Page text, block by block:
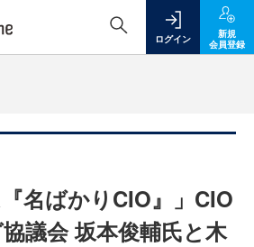
ログイン
新規
会員登録
『名ばかりCIO』」CIO
議会 坂本俊輔氏と木